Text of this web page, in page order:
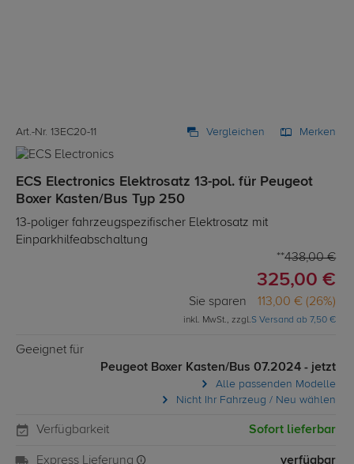
Art.-Nr. 13EC20-11 Vergleichen Merken
ECS Electronics Elektrosatz 13-pol. für Peugeot
Boxer Kasten/Bus Typ 250
13-poliger fahrzeugspezifischer Elektrosatz mit
Einparkhilfeabschaltung
438,00 €
325,00 €
Sie sparen 113,00 € (26%)
inkl. MwSt., zzgl.S Versand ab 7,50 €
Geeignet für
Peugeot Boxer Kasten/Bus 07.2024 - jetzt
Alle passenden Modelle
Nicht Ihr Fahrzeug / Neu wählen
Verfügbarkeit Sofort lieferbar
Express Lieferung verfügbar